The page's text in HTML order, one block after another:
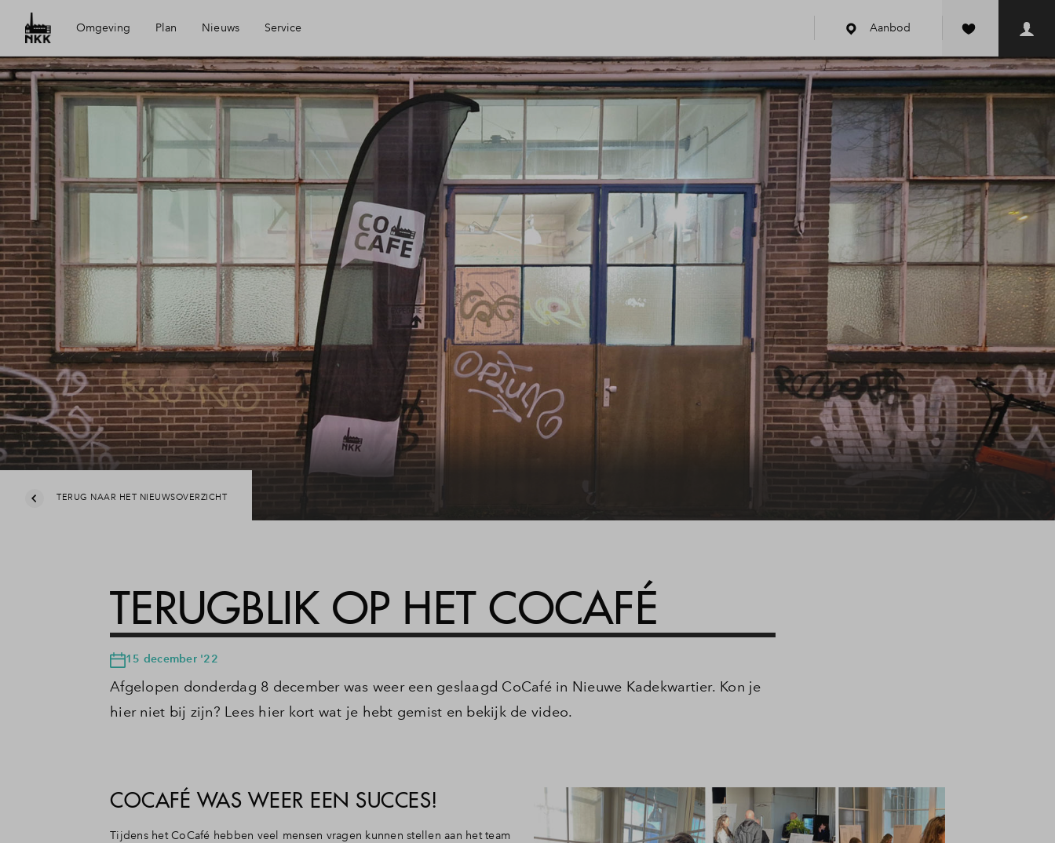
Omgeving
Ligging
Ondernemen
Plan
Planning
Visie
Nieuws Service
Mijn Eigen Huis
Financiele check
Financiering
Woning kopen
Veelgestelde vragen
Contact
Aanbod
TERUG NAAR HET NIEUWSOVERZICHT
TERUGBLIK OP HET COCAFÉ
15 december '22
Afgelopen donderdag 8 december was weer een geslaagd CoCafé in Nieuwe Kadekwartier. Kon je
hier niet bij zijn? Lees hier kort wat je hebt gemist en bekijk de video.
COCAFÉ WAS WEER EEN SUCCES!
Tijdens het CoCafé hebben veel mensen vragen kunnen stellen aan het team